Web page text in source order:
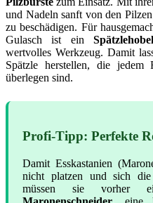
und Nadeln sanft von den
zu beschädigen. Für
Gulasch ist ein
wertvolles Werkzeug. Damit
Spätzle herstellen, die jedem
überlegen sind.
Profi-Tipp: Perfekte
Damit Esskastanien
nicht platzen und sich die
müssen sie vorher